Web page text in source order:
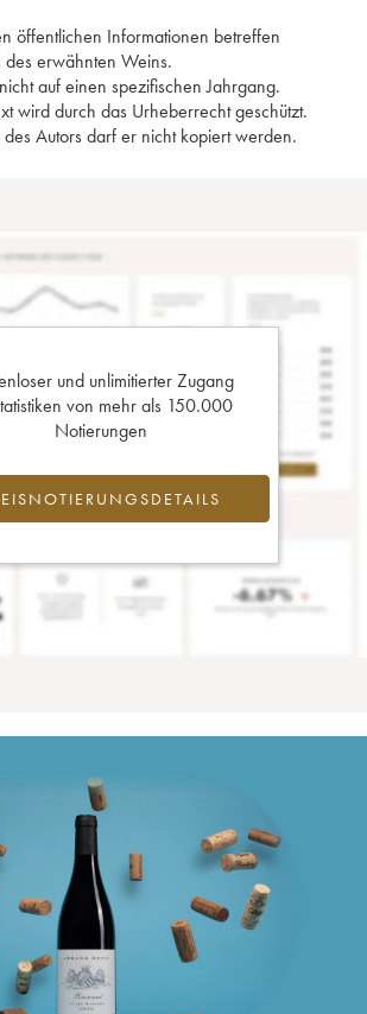
öffentlichen Informationen betreffen
erwähnten Weins.
auf einen spezifischen Jahrgang.
wird durch das Urheberrecht geschützt.
Autors darf er nicht kopiert werden.
und unlimitierter Zugang
von mehr als 150.000
Notierungen